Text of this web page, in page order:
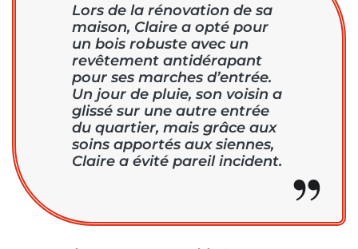
Lors de la rénovation de sa
maison, Claire a opté pour
un bois robuste avec un
revêtement antidérapant
pour ses marches d’entrée.
Un jour de pluie, son voisin a
glissé sur une autre entrée
du quartier, mais grâce aux
soins apportés aux siennes,
Claire a évité pareil incident.